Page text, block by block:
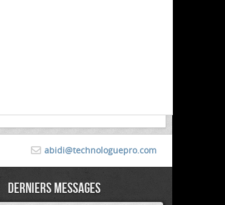
abidi@technologuepro.com
Derniers messages